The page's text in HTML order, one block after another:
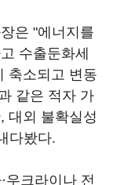
은 "에너지를
수출둔화세
축소되고 변동
같은 적자 가
대외 불확실성
다봤다.
우크라이나 전